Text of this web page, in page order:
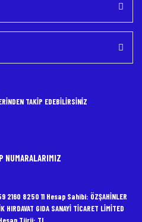
TAKİP EDEBİLİRSİNİZ
NUMARALARIMIZ
2160 8250 11 Hesap Sahibi: ÖZŞAHİNLER
HIRDAVAT GIDA SANAYİ TİCARET LİMİTED
Türü: TL